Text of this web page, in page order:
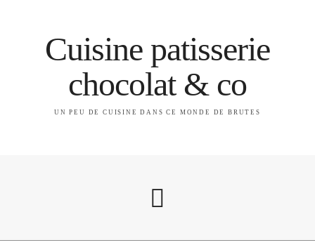
Cuisine patisserie
chocolat & co
UN PEU DE CUISINE DANS CE MONDE DE BRUTES